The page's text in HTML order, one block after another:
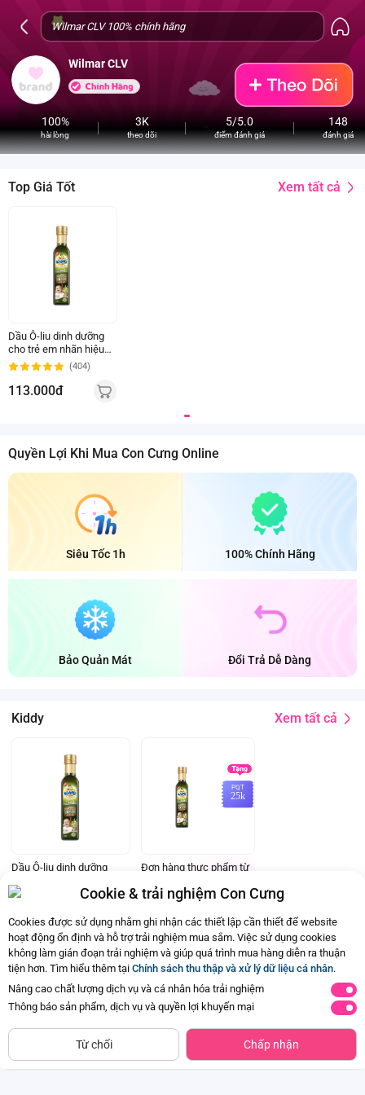
Wilmar CLV
100%
hài lòng
3K
theo dõi
5/5.0
điểm đánh giá
148
đánh giá
Top Giá Tốt Xem tất cả
Dầu Ô-liu dinh dưỡng
cho trẻ em nhãn hiệu
Kiddy 250 ml (404)
113.000đ
Quyền Lợi Khi Mua Con Cưng Online
Siêu Tốc 1h 100% Chính Hãng
Bảo Quản Mát Đổi Trả Dễ Dàng
Kiddy Xem tất cả
Dầu Ô-liu dinh dưỡng
Kiddy 250 ml
Đã bán100K+
113.000đ
PQT
25k
Đơn hàng thực phẩm từ
ưu đãi 25.000 đồng
phẩm Ivenet bất kỳ (Trừ
sản phẩm sữa thay thể
sữa mẹ cho trẻ dưới 24
tháng tuổi)
Cho đơn hàng từ:
149.000đ
Ba mẹ đã xem hết nội dung rồi
Cookie & trải nghiệm Con Cưng
Cookies được sử dụng nhằm ghi nhận các thiết lập cần thiết để website
hoạt động ổn định và hỗ trợ trải nghiệm mua sắm. Việc sử dụng cookies
không làm gián đoạn trải nghiệm và giúp quá trình mua hàng diễn ra thuận
tiện hơn. Tìm hiểu thêm tại Chính sách thu thập và xử lý dữ liệu cá nhân.
Nâng cao chất lượng dịch vụ và cá nhân hóa trải nghiệm
Thông báo sản phẩm, dịch vụ và quyền lợi khuyến mại
Từ chối Chấp nhậnĐánh giá